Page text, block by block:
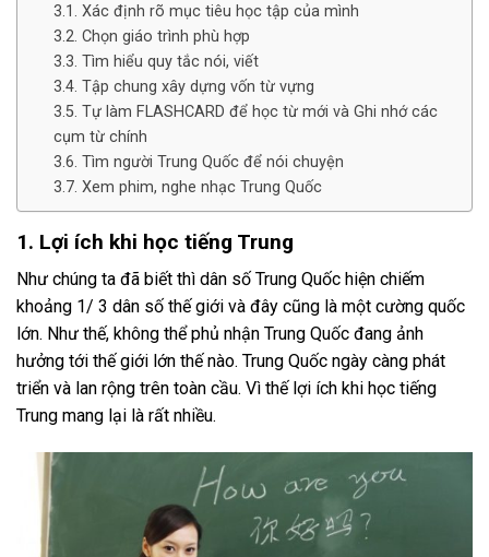
Xác định rõ mục tiêu học tập của mình
Chọn giáo trình phù hợp
Tìm hiểu quy tắc nói, viết
Tập chung xây dựng vốn từ vựng
Tự làm FLASHCARD để học từ mới và Ghi nhớ các
cụm từ chính
Tìm người Trung Quốc để nói chuyện
Xem phim, nghe nhạc Trung Quốc
1. Lợi ích khi học tiếng Trung
Như chúng ta đã biết thì dân số Trung Quốc hiện chiếm
khoảng 1/ 3 dân số thế giới và đây cũng là một cường quốc
lớn. Như thế, không thể phủ nhận Trung Quốc đang ảnh
hưởng tới thế giới lớn thế nào. Trung Quốc ngày càng phát
triển và lan rộng trên toàn cầu. Vì thế lợi ích khi học tiếng
Trung mang lại là rất nhiều.